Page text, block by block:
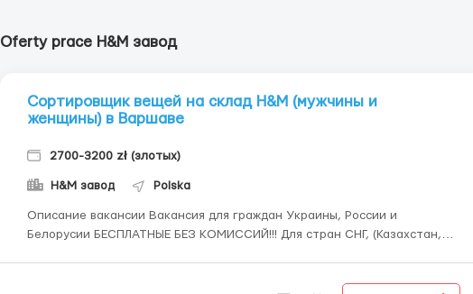
Oferty prace H&M завод
Сортировщик вещей на склад H&M (мужчины и
женщины) в Варшаве
2700-3200 zł (злотых)
H&M завод Polska
Описание вакансии Вакансия для граждан Украины, России и
Белорусии БЕСПЛАТНЫЕ БЕЗ КОМИССИЙ!!! Для стран СНГ, (Казахстан,